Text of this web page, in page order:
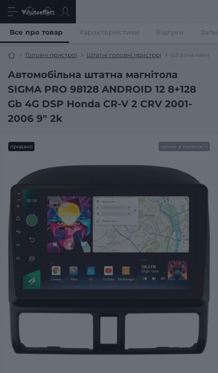
Головні пристрої Штатні головні пристрої Штатна
Автомобільна штатна магнітола
SIGMA PRO 98128 ANDROID 12 8+128
Gb 4G DSP Honda CR-V 2 CRV 2001-
2006 9" 2k
Все про товар Характеристики Відгуки
продано немає в наявності